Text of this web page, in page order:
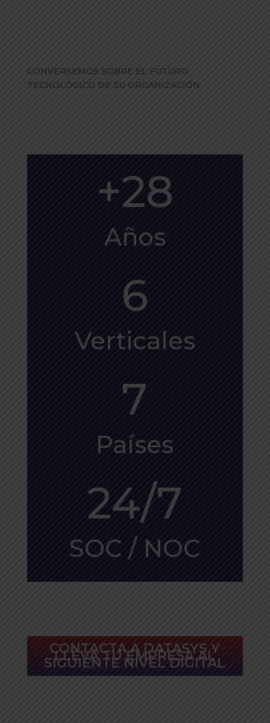
CONVERSEMOS SOBRE EL FUTURO
TECNOLÓGICO DE SU ORGANIZACIÓN
+28
Años
6
Verticales
7
Países
24/7
SOC / NOC
CONTACTA A DATASYS Y
LLEVA TU EMPRESA AL
SIGUIENTE NIVEL DIGITAL